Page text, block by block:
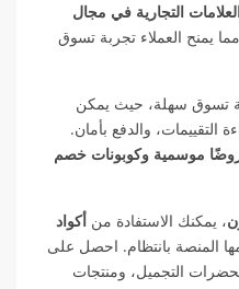
التجارية في مجال
يمنح العملاء تجربة تسوق
تسوق سهلة، حيث يمكن
التقييمات، والدفع بأمان.
موسمية وكوبونات خصم
، يمكنك الاستفادة من أكواد
المنصة بانتظام. احصل على
التجميل، ومنتجات